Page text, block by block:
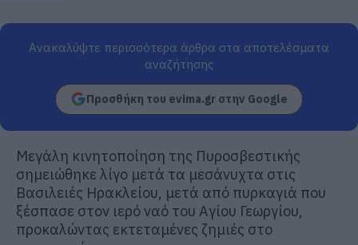
Ανακαλύψτε περισσότερα άρθρα στα αποτελέσματα
αναζήτησης
Προσθήκη του evima.gr στην Google
Μεγάλη κινητοποίηση της Πυροσβεστικής
σημειώθηκε λίγο μετά τα μεσάνυχτα στις
Βασιλειές Ηρακλείου, μετά από πυρκαγιά που
ξέσπασε στον ιερό ναό του Αγίου Γεωργίου,
προκαλώντας εκτεταμένες ζημιές στο